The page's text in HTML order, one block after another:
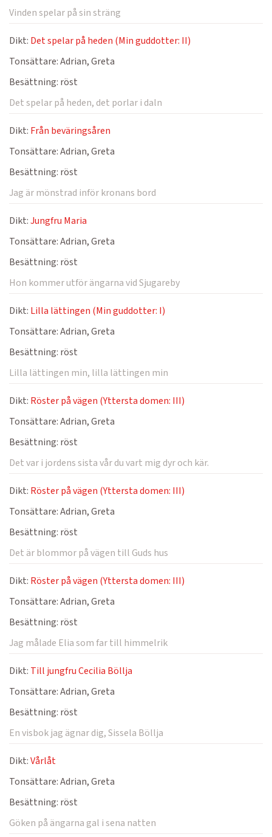
Vinden spelar på sin sträng
Dikt: Det spelar på heden (Min guddotter: II)
Tonsättare:Adrian, Greta
Besättning: röst
Det spelar på heden, det porlar i daln
Dikt: Från beväringsåren
Tonsättare:Adrian, Greta
Besättning: röst
Jag är mönstrad inför kronans bord
Dikt:Jungfru Maria
Tonsättare:Adrian, Greta
Besättning: röst
Hon kommer utför ängarna vid Sjugareby
Dikt: Lilla lättingen (Min guddotter: I)
Tonsättare:Adrian, Greta
Besättning: röst
Lilla lättingen min, lilla lättingen min
Dikt: Röster på vägen (Yttersta domen: III)
Tonsättare:Adrian, Greta
Besättning: röst
Det var i jordens sista vår du vart mig dyr och kär.
Dikt: Röster på vägen (Yttersta domen: III)
Tonsättare:Adrian, Greta
Besättning: röst
Det är blommor på vägen till Guds hus
Dikt: Röster på vägen (Yttersta domen: III)
Tonsättare:Adrian, Greta
Besättning: röst
Jag målade Elia som far till himmelrik
Dikt: Till jungfru Cecilia Böllja
Tonsättare:Adrian, Greta
Besättning: röst
En visbok jag ägnar dig, Sissela Böllja
Dikt:Vårlåt
Tonsättare:Adrian, Greta
Besättning: röst
Göken på ängarna gal i sena natten